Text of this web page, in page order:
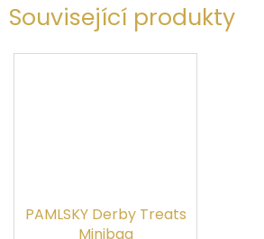
Související produkty
PAMLSKY Derby Treats
Minibag